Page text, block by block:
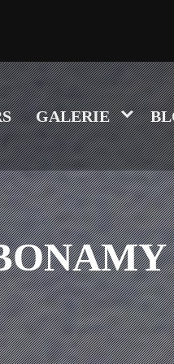
GALERIE
ONAMY